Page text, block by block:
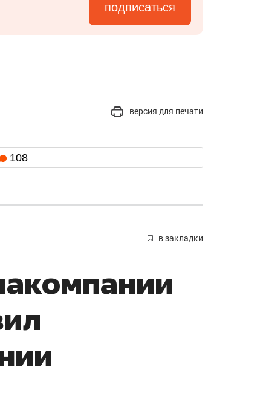
подписаться
версия для печати
108
в закладки